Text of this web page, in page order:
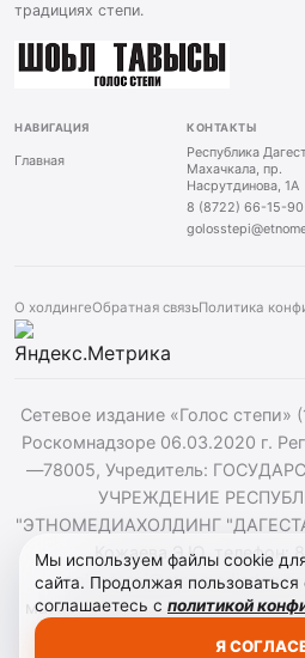
традициях степи.
НАВИГАЦИЯ
Главная
КОНТАКТЫ
Республика
Махачкала, пр.
Насрутдинова, 1А
8 (8722) 66-15-90
О холдингеОбратная связьПолитика
Сетевое издание «Голос степи»
Роскомнадзоре 06.03.2020 г.
—78005, Учредитель:
УЧРЕЖДЕНИЕ
"ЭТНОМЕДИАХОЛДИНГ
Кожаева Э.Ю. телефон:
golosstepi@etnomediadag.ru
материалов сайта активная
Мы используем файлы cookie
сайта. Продолжая
соглашаетесь с политикой
Я